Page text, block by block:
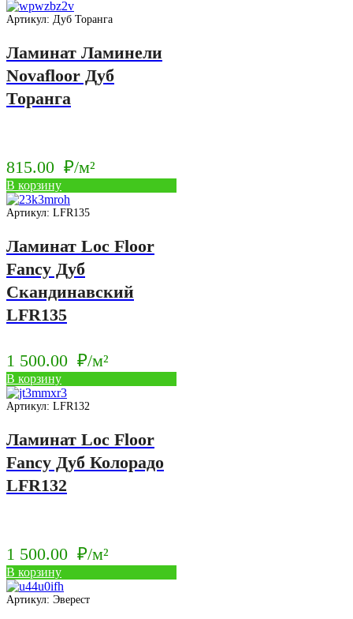
Артикул: Дуб Торанга
Ламинат Ламинели
Novafloor Дуб
Торанга
815.00 ₽/м²
В корзину
Артикул: LFR135
Ламинат Loc Floor
Fancy Дуб
Скандинавский
LFR135
1 500.00 ₽/м²
В корзину
Артикул: LFR132
Ламинат Loc Floor
Fancy Дуб Колорадо
LFR132
1 500.00 ₽/м²
В корзину
Артикул: Эверест